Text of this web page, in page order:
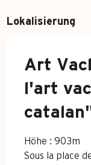
Lokalisierung
Art
l'art
Höhe : 903m
Sous la place